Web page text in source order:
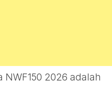
2026 adalah